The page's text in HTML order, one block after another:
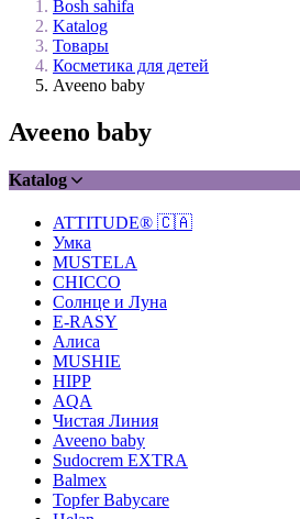
Bosh sahifa
Katalog
Товары
Косметика для детей
Aveeno baby
Aveeno baby
Katalog
ATTITUDE® 🇨🇦
Умка
MUSTELA
CHICCO
Солнце и Луна
E-RASY
Алиса
MUSHIE
HIPP
AQA
Чистая Линия
Aveeno baby
Sudocrem EXTRA
Balmex
Topfer Babycare